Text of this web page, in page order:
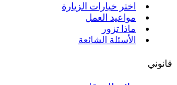
اختر خيارات الزيارة
مواعيد العمل
ماذا تزور
الأسئلة الشائعة
قانوني